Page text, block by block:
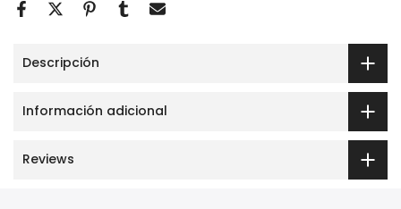
Descripción
Información adicional
Reviews